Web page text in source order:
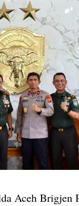
Aceh Brigjen